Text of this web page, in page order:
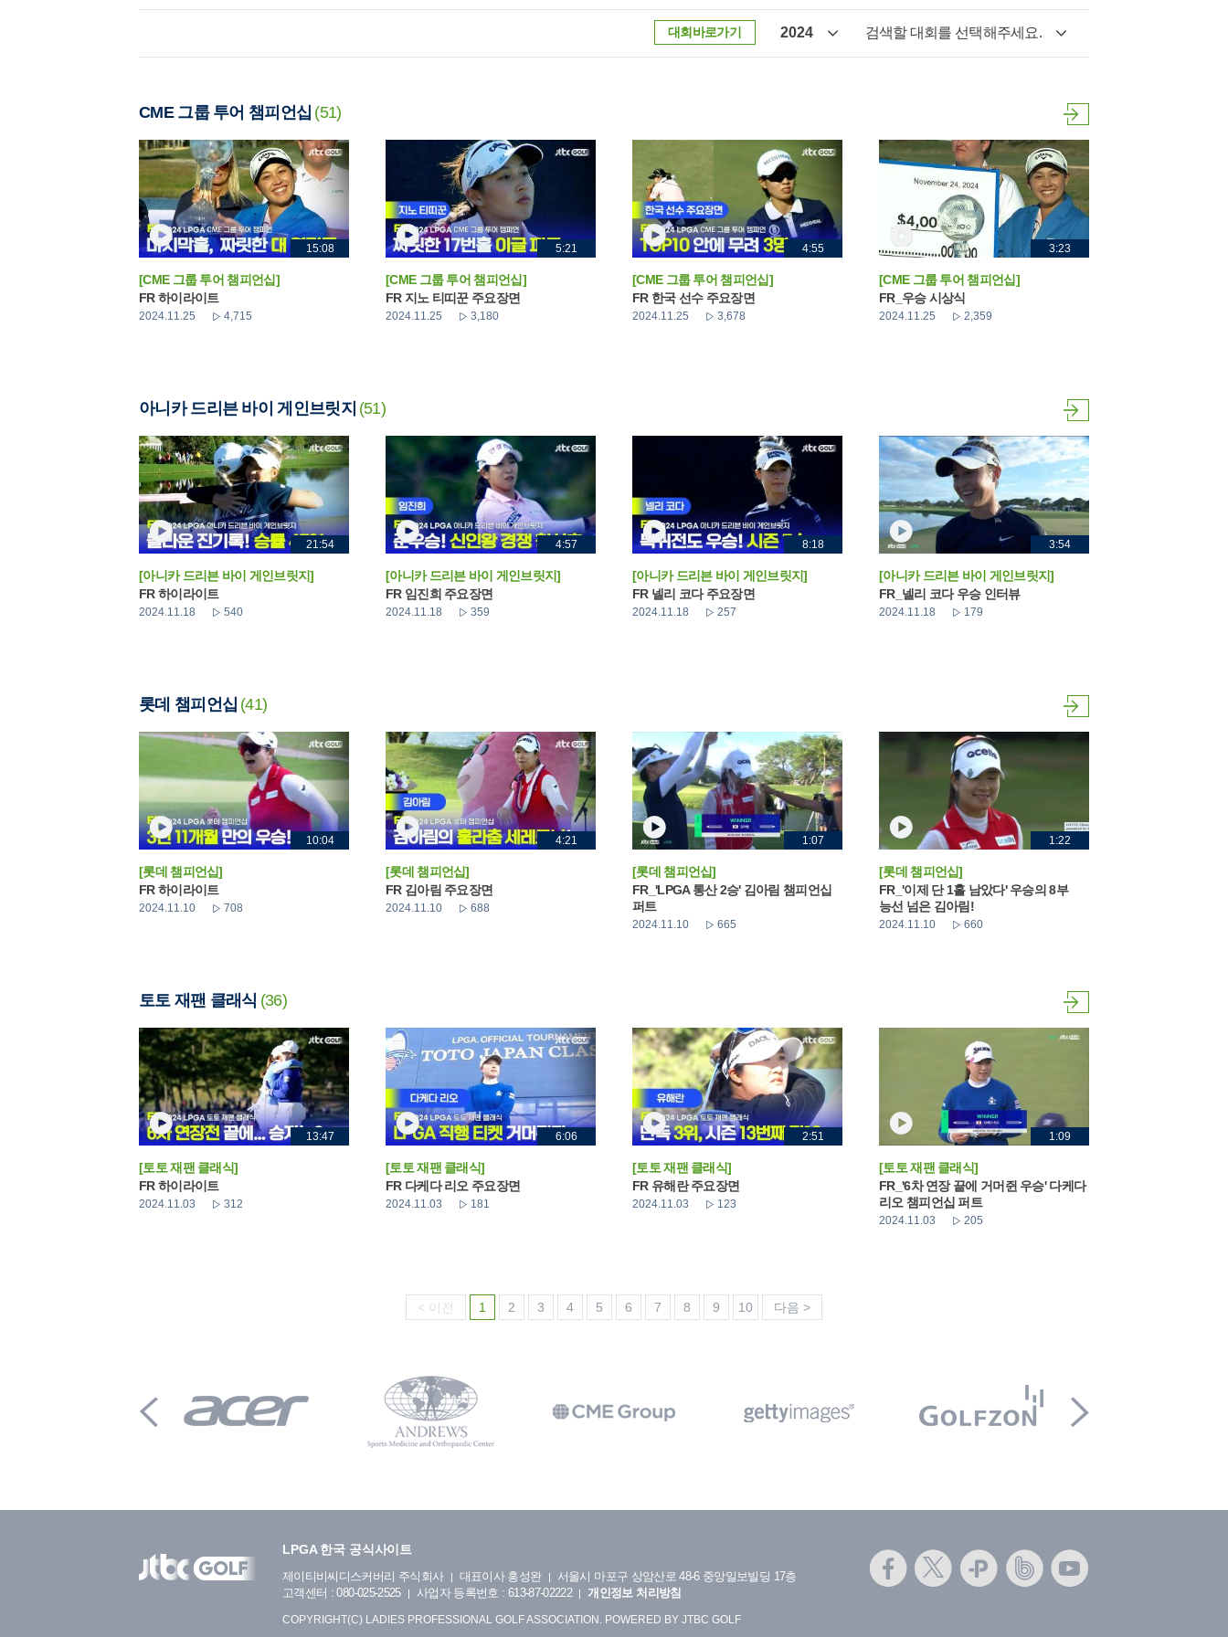
대회바로가기 2024 검색할 대회를 선택해주세요.
CME 그룹 투어 챔피언십 (51)
15:08
[CME 그룹 투어 챔피언십]
FR 하이라이트
2024.11.25 4,715
5:21
[CME 그룹 투어 챔피언십]
FR 지노 티띠꾼 주요장면
2024.11.25 3,180
4:55
[CME 그룹 투어 챔피언십]
FR 한국 선수 주요장면
2024.11.25 3,678
3:23
[CME 그룹 투어 챔피언십]
FR_우승 시상식
2024.11.25 2,359
아니카 드리븐 바이 게인브릿지 (51)
21:54
[아니카 드리븐 바이 게인브릿지]
FR 하이라이트
2024.11.18 540
4:57
[아니카 드리븐 바이 게인브릿지]
FR 임진희 주요장면
2024.11.18 359
8:18
[아니카 드리븐 바이 게인브릿지]
FR 넬리 코다 주요장면
2024.11.18 257
3:54
[아니카 드리븐 바이 게인브릿지]
FR_넬리 코다 우승 인터뷰
2024.11.18 179
롯데 챔피언십 (41)
10:04
[롯데 챔피언십]
FR 하이라이트
2024.11.10 708
4:21
[롯데 챔피언십]
FR 김아림 주요장면
2024.11.10 688
1:07
[롯데 챔피언십]
FR_'LPGA 통산 2승' 김아림 챔피언십
퍼트
2024.11.10 665
1:22
[롯데 챔피언십]
FR_'이제 단 1홀 남았다' 우승의 8부
능선 넘은 김아림!
2024.11.10 660
토토 재팬 클래식 (36)
13:47
[토토 재팬 클래식]
FR 하이라이트
2024.11.03 312
6:06
[토토 재팬 클래식]
FR 다케다 리오 주요장면
2024.11.03 181
2:51
[토토 재팬 클래식]
FR 유해란 주요장면
2024.11.03 123
1:09
[토토 재팬 클래식]
FR_'6차 연장 끝에 거머쥔 우승' 다케다
리오 챔피언십 퍼트
2024.11.03 205
< 이전 1 2 3 4 5 6 7 8 9 10 다음 >
LPGA 한국 공식사이트
제이티비씨디스커버리 주식회사 대표이사 홍성완
서울시 마포구 상암산로 48-6 중앙일보빌딩 17층
고객센터 : 080-025-2525
사업자 등록번호 : 613-87-02222 개인정보 처리방침
COPYRIGHT(C) LADIES PROFESSIONAL GOLF ASSOCIATION. POWERED BY JTBC GOLF